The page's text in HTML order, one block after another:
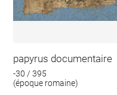
papyrus documentaire
-30 / 395
(époque romaine)